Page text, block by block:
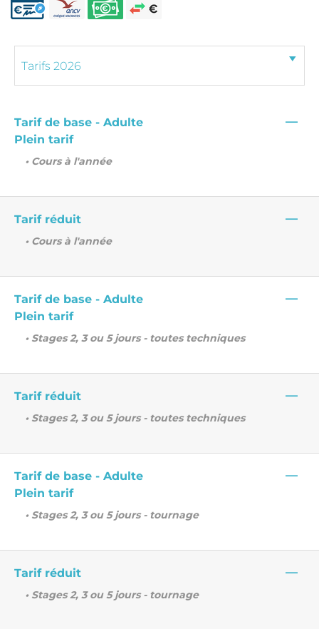
Tarif de base - Adulte
Plein tarif
—
• Cours à l'année
Tarif réduit —
• Cours à l'année
Tarif de base - Adulte
Plein tarif
—
• Stages 2, 3 ou 5 jours - toutes techniques
Tarif réduit —
• Stages 2, 3 ou 5 jours - toutes techniques
Tarif de base - Adulte
Plein tarif
—
• Stages 2, 3 ou 5 jours - tournage
Tarif réduit —
• Stages 2, 3 ou 5 jours - tournage